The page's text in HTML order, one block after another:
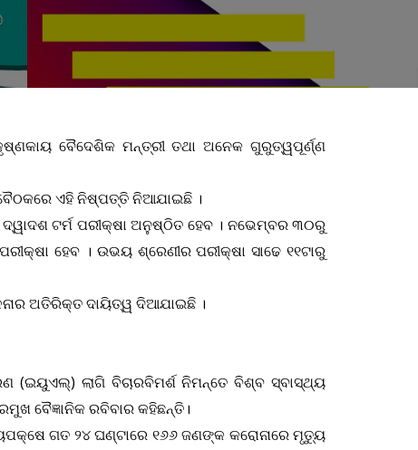
ବୈଦେଶିକ ମନ୍ତ୍ରୀ ତଥା ଅନେକ ଗୁରୁତ୍ୱପୂର୍ଣ୍ଣ
ଏହି ନିଷ୍ପତ୍ତି ନିଆଯାଇଛି ।
ଟର୍ମ ପରୀକ୍ଷା ଅନୁଷ୍ଠିତ ହେବ । ନଭେମ୍ବର ୩୦ରୁ
ହେବ । ଉଭୟ ଶ୍ରେଣୀର ପରୀକ୍ଷା ସାଢେ ୧୧ଟାରୁ
ଅତିରିକ୍ତ ଦାୟିତ୍ୱ ଦିଆଯାଇଛି ।
(ଇୟୁଏଲ୍‌) ଲାଗି ବିଚାରବିମର୍ଶ ନିମନ୍ତେ ବିଶ୍ବ ସ୍ବାସ୍ଥ୍ୟ
ବୈଜ୍ଞାନିକ ରବିବାର କହିଛନ୍ତି।
ଗତ ୨୪ ଘଣ୍ଟାରେ ୧୬୬ ଜଣଙ୍କ କରୋନାରେ ମୃତ୍ୟୁ